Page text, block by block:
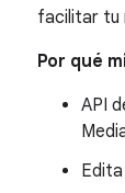
facilitar tu
Por qué
API